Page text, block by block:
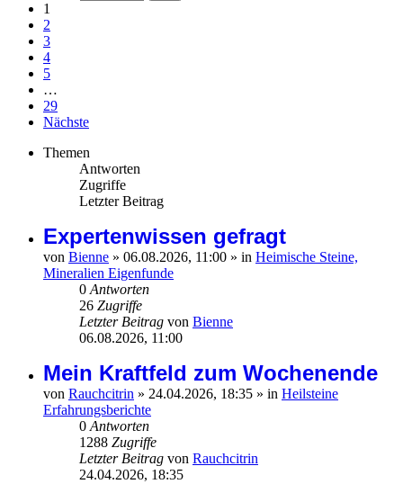
1
2
3
4
5
…
29
Nächste
Themen
Antworten
Zugriffe
Letzter Beitrag
Expertenwissen gefragt
von Bienne » 06.08.2026, 11:00 » in Heimische Steine,
Mineralien Eigenfunde
0 Antworten
26 Zugriffe
Letzter Beitrag von Bienne
06.08.2026, 11:00
Mein Kraftfeld zum Wochenende
von Rauchcitrin » 24.04.2026, 18:35 » in Heilsteine
Erfahrungsberichte
0 Antworten
1288 Zugriffe
Letzter Beitrag von Rauchcitrin
24.04.2026, 18:35